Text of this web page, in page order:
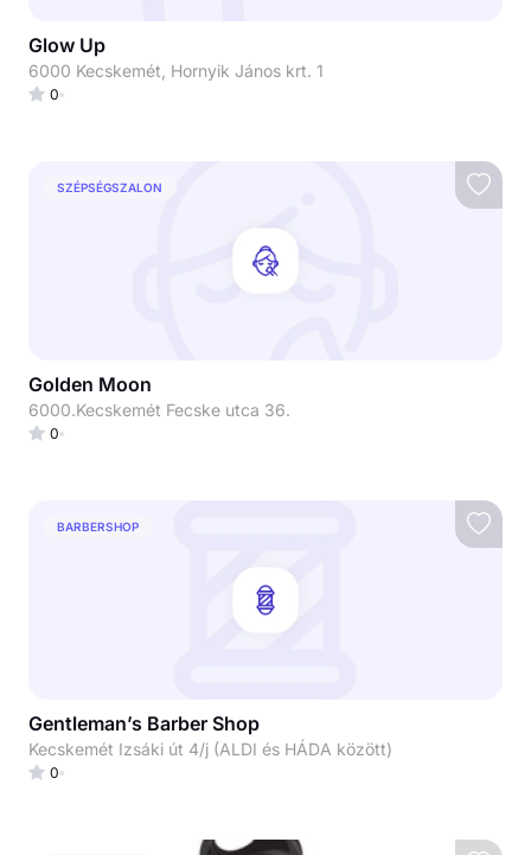
Glow Up
6000 Kecskemét, Hornyik János krt. 1
0
SZÉPSÉGSZALON
Golden Moon
6000.Kecskemét Fecske utca 36.
0
BARBERSHOP
Gentleman’s Barber Shop
Kecskemét Izsáki út 4/j (ALDI és HÁDA között)
0